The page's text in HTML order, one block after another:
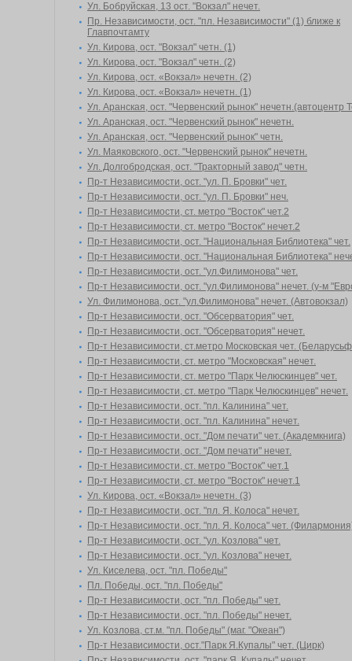
Ул. Бобруйская, 13 ост. "Вокзал" нечет.
Пр. Независимости, ост. "пл. Независимости" (1) ближе к
Главпочтамту
Ул. Кирова, ост. "Вокзал" четн. (1)
Ул. Кирова, ост. "Вокзал" четн. (2)
Ул. Кирова, ост. «Вокзал» нечетн. (2)
Ул. Кирова, ост. «Вокзал» нечетн. (1)
Ул. Аранская, ост. "Червенский рынок" нечетн.(автоцентр
Ул. Аранская, ост. "Червенский рынок" нечетн.
Ул. Аранская, ост. "Червенский рынок" четн.
Ул. Маяковского, ост. "Червенский рынок" нечетн.
Ул. Долгобродская, ост. "Тракторный завод" четн.
Пр-т Независимости, ост. "ул. П. Бровки" чет.
Пр-т Независимости, ост. "ул. П. Бровки" неч.
Пр-т Независимости, ст. метро "Восток" чет.2
Пр-т Независимости, ст. метро "Восток" нечет.2
Пр-т Независимости, ост. "Национальная Библиотека" чет.
Пр-т Независимости, ост. "Национальная Библиотека"
Пр-т Независимости, ост. "ул.Филимонова" чет.
Пр-т Независимости, ост. "ул.Филимонова" нечет. (у-м
Ул. Филимонова, ост. "ул.Филимонова" нечет. (Автовокзал)
Пр-т Независимости, ост. "Обсерватория" чет.
Пр-т Независимости, ост. "Обсерватория" нечет.
Пр-т Независимости, ст.метро Московская чет.
Пр-т Независимости, ст. метро "Московская" нечет.
Пр-т Независимости, ст. метро "Парк Челюскинцев" чет.
Пр-т Независимости, ст. метро "Парк Челюскинцев" нечет.
Пр-т Независимости, ост. "пл. Калинина" чет.
Пр-т Независимости, ост. "пл. Калинина" нечет.
Пр-т Независимости, ост. "Дом печати" чет. (Академкнига)
Пр-т Независимости, ост. "Дом печати" нечет.
Пр-т Независимости, ст. метро "Восток" чет.1
Пр-т Независимости, ст. метро "Восток" нечет.1
Ул. Кирова, ост. «Вокзал» нечетн. (3)
Пр-т Независимости, ост. "пл. Я. Колоса" нечет.
Пр-т Независимости, ост. "пл. Я. Колоса" чет.
Пр-т Независимости, ост. "ул. Козлова" чет.
Пр-т Независимости, ост. "ул. Козлова" нечет.
Ул. Киселева, ост. "пл. Победы"
Пл. Победы, ост. "пл. Победы"
Пр-т Независимости, ост. "пл. Победы" чет.
Пр-т Независимости, ост. "пл. Победы" нечет.
Ул. Козлова, ст.м. "пл. Победы" (маг. "Океан")
Пр-т Независимости, ост."Парк Я.Купалы" чет. (Цирк)